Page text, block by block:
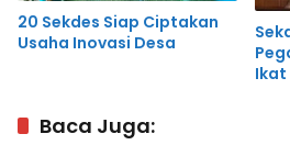
20 Sekdes Siap Ciptakan
Usaha Inovasi Desa
Ikat
Baca Juga: